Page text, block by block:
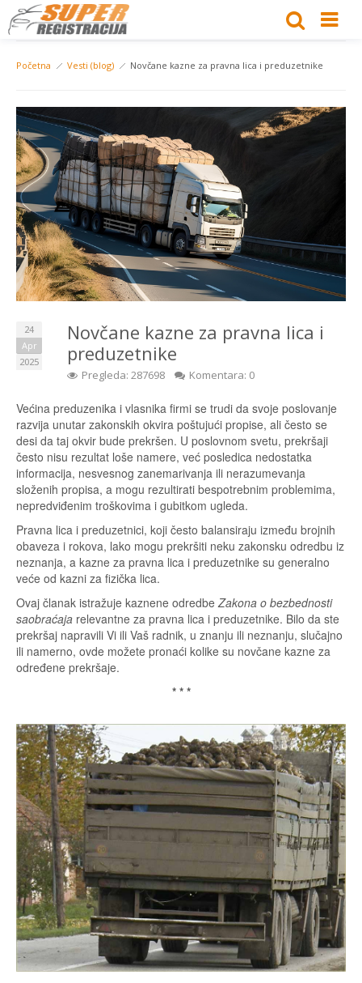
Početna Vesti (blog) Novčane kazne za pravna lica i preduzetnike
24
Apr
2025
Novčane kazne za pravna lica i
preduzetnike
Pregleda: 287698 Komentara: 0
Većina preduzenika i vlasnika firmi se trudi da svoje poslovanje
razvija unutar zakonskih okvira poštujući propise, ali često se
desi da taj okvir bude prekršen. U poslovnom svetu, prekršaji
često nisu rezultat loše namere, već posledica nedostatka
informacija, nesvesnog zanemarivanja ili nerazumevanja
složenih propisa, a mogu rezultirati bespotrebnim problemima,
nepredviđenim troškovima i gubitkom ugleda.
Pravna lica i preduzetnici, koji često balansiraju između brojnih
obaveza i rokova, lako mogu prekršiti neku zakonsku odredbu iz
neznanja, a kazne za pravna lica i preduzetnike su generalno
veće od kazni za fizička lica.
Ovaj članak istražuje kaznene odredbeZakona o bezbednosti
saobraćaja relevantne za pravna lica i preduzetnike. Bilo da ste
prekršaj napravili Vi ili Vaš radnik, u znanju ili neznanju, slučajno
ili namerno, ovde možete pronaći kolike su novčane kazne za
određene prekršaje.
* * *